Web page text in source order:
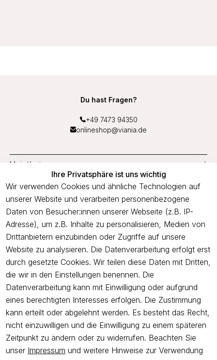
Ihre Privatsphäre ist uns wichtig
Wir verwenden Cookies und ähnliche Technologien auf
unserer Website und verarbeiten personenbezogene
Daten von Besucher:innen unserer Webseite (z.B. IP-
Adresse), um z.B. Inhalte zu personalisieren, Medien von
Drittanbietern einzubinden oder Zugriffe auf unsere
Website zu analysieren. Die Datenverarbeitung erfolgt erst
durch gesetzte Cookies. Wir teilen diese Daten mit Dritten,
die wir in den Einstellungen benennen. Die
Datenverarbeitung kann mit Einwilligung oder aufgrund
eines berechtigten Interesses erfolgen. Die Zustimmung
kann erteilt oder abgelehnt werden. Es besteht das Recht,
nicht einzuwilligen und die Einwilligung zu einem späteren
Zeitpunkt zu ändern oder zu widerrufen. Beachten Sie
unser Impressum und weitere Hinweise zur Verwendung
Du hast Fragen?
+49 7473 94350
onlineshop@viania.de
Mein Konto
Service
Unternehmen
Newsletter
Freue dich über 5€ Rabatt bei deiner nächsten Bestellung und
profitiere von Angeboten.
Newsletter abonnieren
Ich bestätige hiermit, dass ich die Datenschutzerklärung
gelesen
habe. Ich kann meine Einwilligung jederzeit widerrufen.